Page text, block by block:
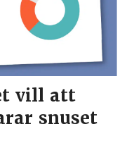
vill att
snuset